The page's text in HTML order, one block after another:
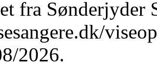
fra Sønderjyder
2026.